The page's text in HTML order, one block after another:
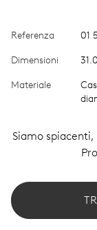
Referenza 01
Dimensioni
Materiale
Siamo